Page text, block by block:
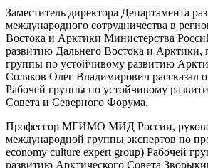
Заместитель директора Департамента
международного сотрудничества в
Востока и Арктики Министерства
развитию Дальнего Востока и Арктики,
группы по устойчивому развитию
Соляков Олег Владимирович рассказал
Рабочей группы по устойчивому
Совета и Северного Форума.
Профессор МГИМО МИД России,
международной группы экспертов по
economy culture expert group) Рабочей
развитию Арктического Совета